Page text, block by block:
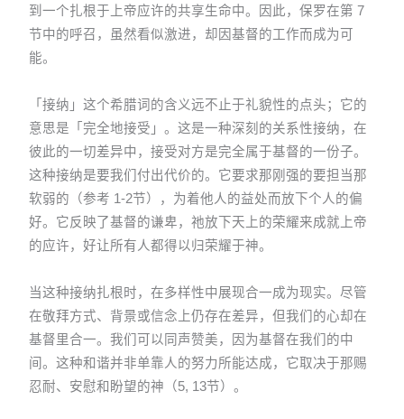
到一个扎根于上帝应许的共享生命中。因此，保罗在第 7
节中的呼召，虽然看似激进，却因基督的工作而成为可
能。
「接纳」这个希腊词的含义远不止于礼貌性的点头；它的
意思是「完全地接受」。这是一种深刻的关系性接纳，在
彼此的一切差异中，接受对方是完全属于基督的一份子。
这种接纳是要我们付出代价的。它要求那刚强的要担当那
软弱的（参考 1-2节），为着他人的益处而放下个人的偏
好。它反映了基督的谦卑，祂放下天上的荣耀来成就上帝
的应许，好让所有人都得以归荣耀于神。
当这种接纳扎根时，在多样性中展现合一成为现实。尽管
在敬拜方式、背景或信念上仍存在差异，但我们的心却在
基督里合一。我们可以同声赞美，因为基督在我们的中
间。这种和谐并非单靠人的努力所能达成，它取决于那赐
忍耐、安慰和盼望的神（5, 13节）。